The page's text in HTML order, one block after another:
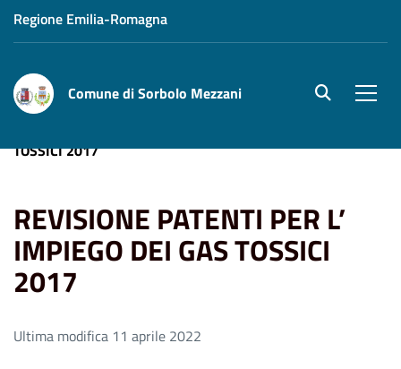
Regione Emilia-Romagna
Comune di Sorbolo Mezzani site.searc
TOSSICI 2017
REVISIONE PATENTI PER L’
IMPIEGO DEI GAS TOSSICI
2017
Ultima modifica 11 aprile 2022